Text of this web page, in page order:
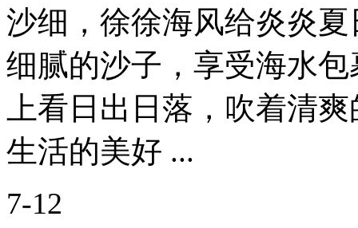
沙细，徐徐海风给炎炎
细腻的沙子，享受海水
上看日出日落，吹着清
生活的美好 ...
7-12